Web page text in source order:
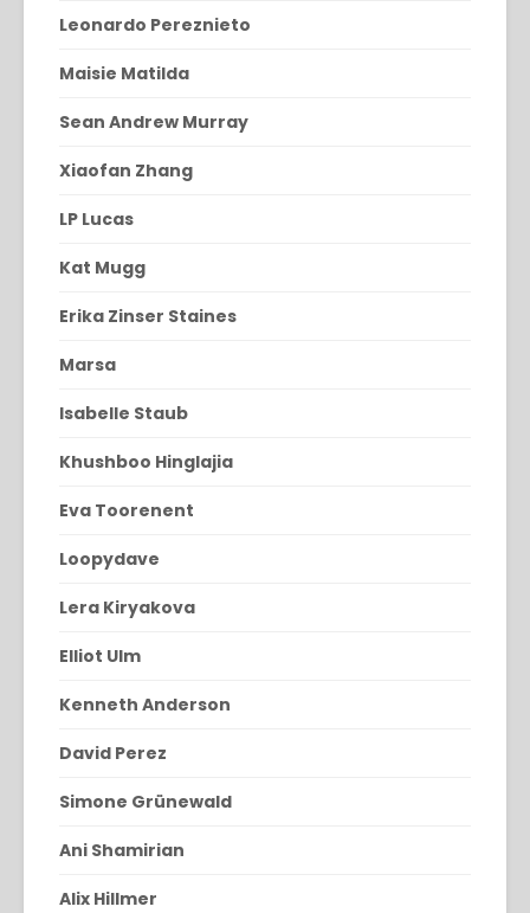
Leonardo Pereznieto
Maisie Matilda
Sean Andrew Murray
Xiaofan Zhang
LP Lucas
Kat Mugg
Erika Zinser Staines
Marsa
Isabelle Staub
Khushboo Hinglajia
Eva Toorenent
Loopydave
Lera Kiryakova
Elliot Ulm
Kenneth Anderson
David Perez
Simone Grünewald
Ani Shamirian
Alix Hillmer